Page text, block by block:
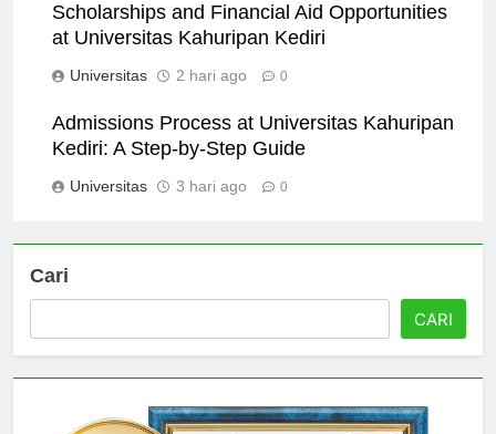
Scholarships and Financial Aid Opportunities
at Universitas Kahuripan Kediri
Universitas 2 hari ago 0
Admissions Process at Universitas Kahuripan
Kediri: A Step-by-Step Guide
Universitas 3 hari ago 0
Cari
CARI